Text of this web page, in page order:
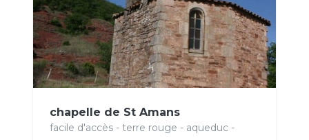
chapelle de St Amans
facile d'accès - terre rouge - aqueduc -